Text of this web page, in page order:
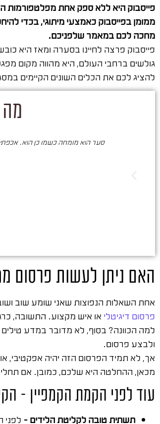
פייסבוק היא ללא ספק אחת מפלטפורמות
ממומן בפייסבוק כאמצעי מיתוגי, בכדי
מחכה לכם במאמר שלפניכם.
פייסבוק פרצה לחיינו בסערה ומאז היא
גולשים ברחבי העולם, היא מהווה מקום
להציג לכם את הכלים השונים הקיימים
מה
סער הוא מומחה כשמו כן הוא. אכפתי,
האם ניתן לעשות פרסום
אחת השאלות הנפוצות שאני שומע שוב
פרסום דיגיטלי או איש מקצוע. התשובה,
למה הכוונה? בסוף, לא מדובר במדע
ולבצע פרסום.
אך, לא תמיד הפרסום הזה יהיה אפקטיבי, או
מכאן, ההחלטה היא שלכם, כמובן. אם
עוד לפני הקמת הקמפיין –
תשתית טובה לקליטת הלידים – לפני